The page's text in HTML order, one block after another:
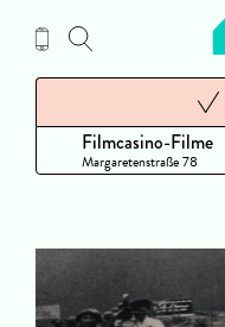
Inhalt
Filmcasino-Filme
Margaretenstraße 78